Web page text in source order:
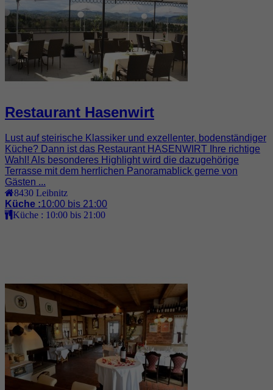
Restaurant Hasenwirt
Lust auf steirische Klassiker und exzellenter, bodenständiger
Küche? Dann ist das Restaurant HASENWIRT Ihre richtige
Wahl! Als besonderes Highlight wird die dazugehörige
Terrasse mit dem herrlichen Panoramablick gerne von
Gästen ...
8430 Leibnitz
Küche :10:00 bis 21:00
Küche : 10:00 bis 21:00